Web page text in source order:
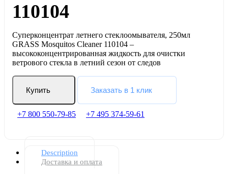
110104
Суперконцентрат летнего стеклоомывателя, 250мл
GRASS Mosquitos Cleaner 110104 –
высококонцентрированная жидкость для очистки
ветрового стекла в летний сезон от следов
Купить Заказать в 1 клик
+7 800 550-79-85 +7 495 374-59-61
Description
Доставка и оплата